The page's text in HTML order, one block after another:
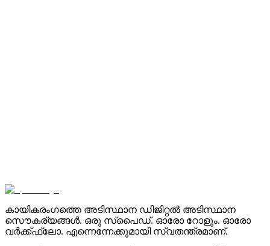
കായികരംഗത്തെ അടിസ്ഥാന ഡിജിറ്റൽ അടിസ്ഥാന
സൌകര്യങ്ങൾ. ഒരു സ്പൈഡ്. ഓരോ റോളും. ഓരോ
വർക്ക്ഫ്ലോ. എന്നെന്നേക്കുമായി സ്വതന്ത്രമാണ്.